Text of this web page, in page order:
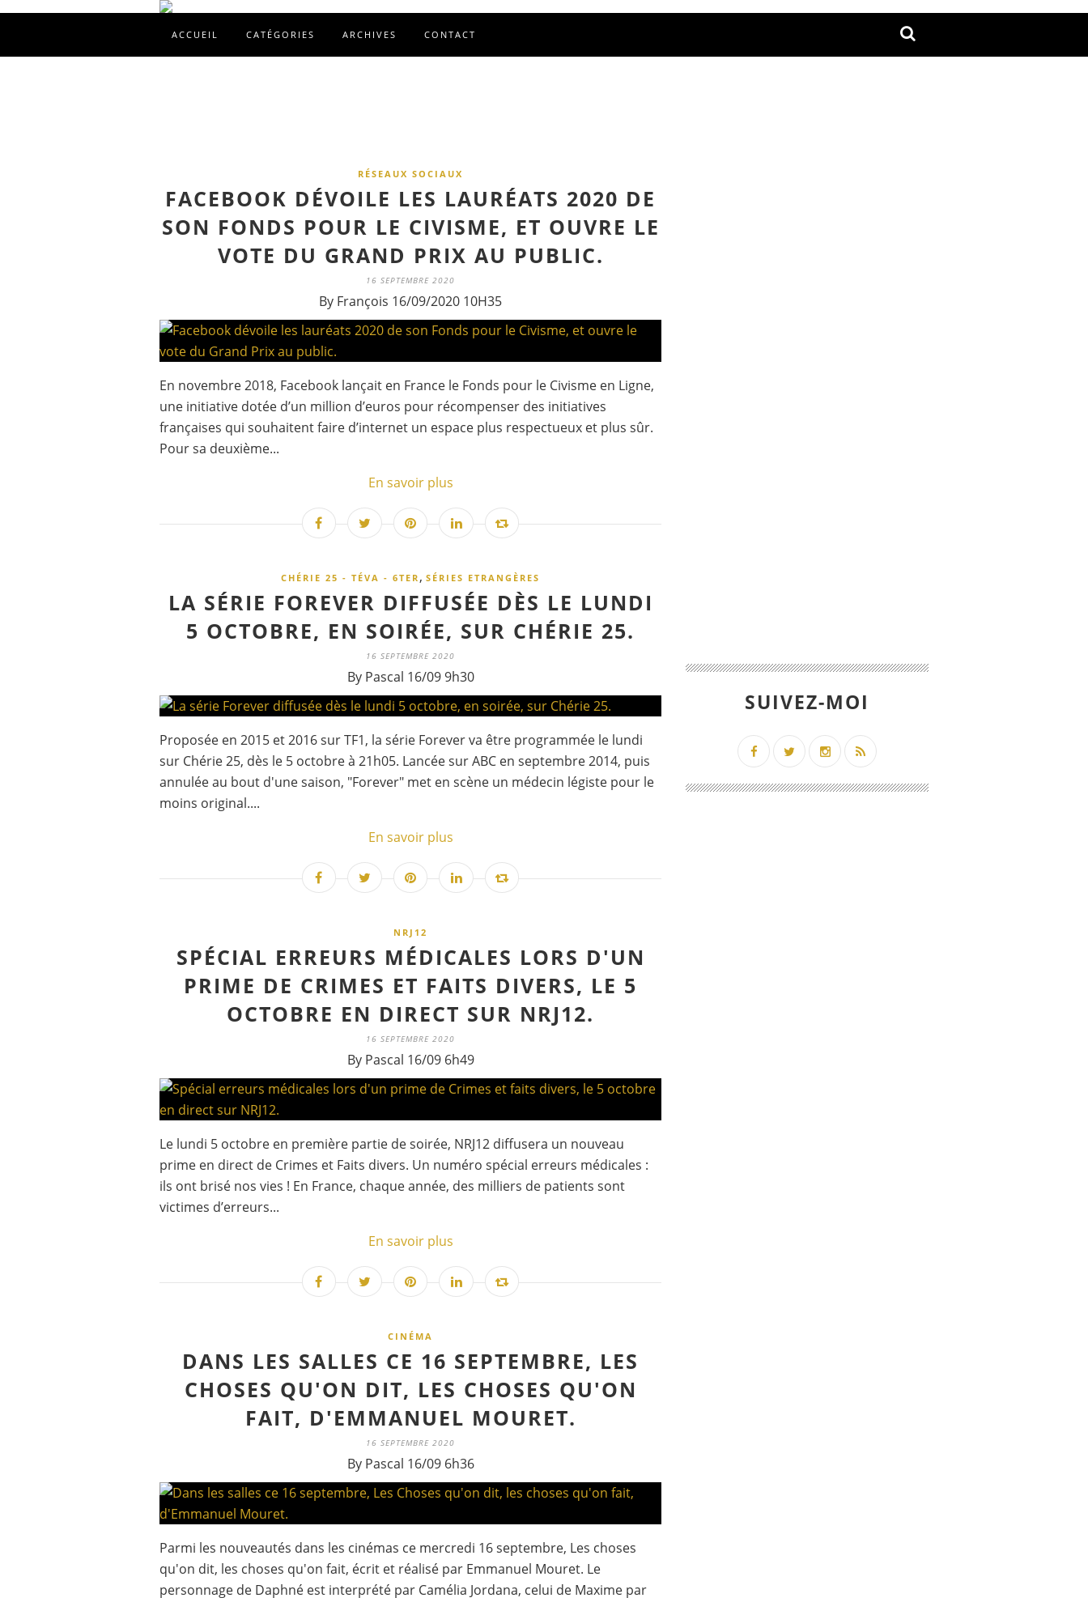
ACCUEIL CATÉGORIES ARCHIVES CONTACT
RÉSEAUX SOCIAUX
FACEBOOK DÉVOILE LES LAURÉATS 2020 DE
SON FONDS POUR LE CIVISME, ET OUVRE LE
VOTE DU GRAND PRIX AU PUBLIC.
16 SEPTEMBRE 2020
By François 16/09/2020 10H35
En novembre 2018, Facebook lançait en France le Fonds pour le Civisme en Ligne,
une initiative dotée d’un million d’euros pour récompenser des initiatives
françaises qui souhaitent faire d’internet un espace plus respectueux et plus sûr.
Pour sa deuxième...
En savoir plus
CHÉRIE 25 - TÉVA - 6TER , SÉRIES ETRANGÈRES
LA SÉRIE FOREVER DIFFUSÉE DÈS LE LUNDI
5 OCTOBRE, EN SOIRÉE, SUR CHÉRIE 25.
16 SEPTEMBRE 2020
By Pascal 16/09 9h30
Proposée en 2015 et 2016 sur TF1, la série Forever va être programmée le lundi
sur Chérie 25, dès le 5 octobre à 21h05. Lancée sur ABC en septembre 2014, puis
annulée au bout d'une saison, "Forever" met en scène un médecin légiste pour le
moins original....
En savoir plus
NRJ12
SPÉCIAL ERREURS MÉDICALES LORS D'UN
PRIME DE CRIMES ET FAITS DIVERS, LE 5
OCTOBRE EN DIRECT SUR NRJ12.
16 SEPTEMBRE 2020
By Pascal 16/09 6h49
Le lundi 5 octobre en première partie de soirée, NRJ12 diffusera un nouveau
prime en direct de Crimes et Faits divers. Un numéro spécial erreurs médicales :
ils ont brisé nos vies ! En France, chaque année, des milliers de patients sont
victimes d’erreurs...
En savoir plus
CINÉMA
DANS LES SALLES CE 16 SEPTEMBRE, LES
CHOSES QU'ON DIT, LES CHOSES QU'ON
FAIT, D'EMMANUEL MOURET.
16 SEPTEMBRE 2020
By Pascal 16/09 6h36
Parmi les nouveautés dans les cinémas ce mercredi 16 septembre, Les choses
qu'on dit, les choses qu'on fait, écrit et réalisé par Emmanuel Mouret. Le
personnage de Daphné est interprété par Camélia Jordana, celui de Maxime par
SUIVEZ-MOI